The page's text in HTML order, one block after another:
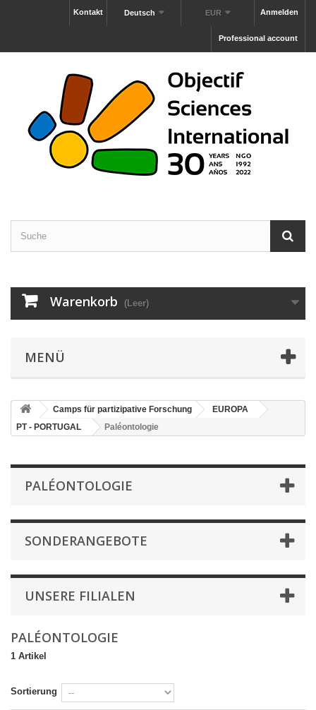
Anmelden
EUR
Deutsch
Kontakt
Professional account
Warenkorb (Leer)
MENÜ
Camps für partizipative Forschung
EUROPA
PT - PORTUGAL
Paléontologie
PALÉONTOLOGIE
SONDERANGEBOTE
UNSERE FILIALEN
PALÉONTOLOGIE
1 Artikel
Sortierung